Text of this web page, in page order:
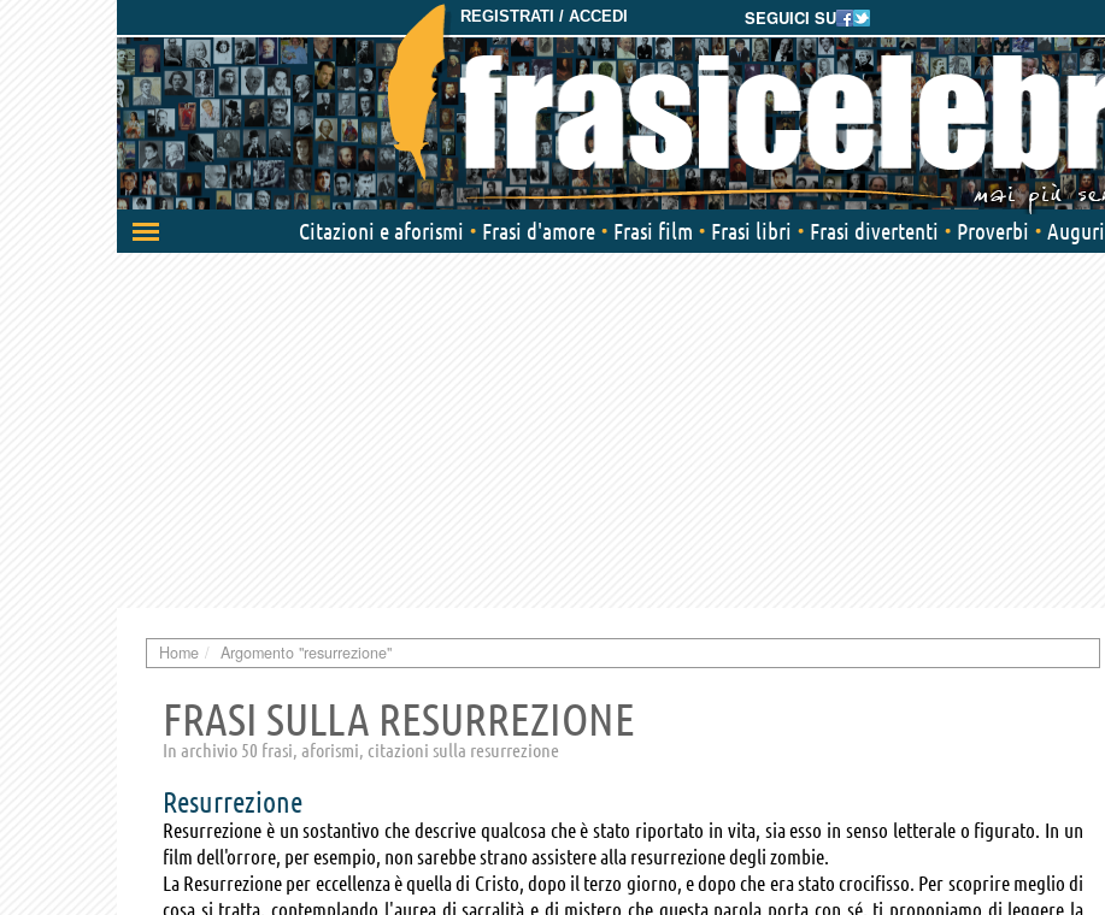
SEGUICI SU
REGISTRATI / ACCEDI
Attiva/disattiva
navigazione
Citazioni e aforismi Frasi d'amore Frasi film Frasi libri Frasi divertenti Proverbi Auguri
Home Argomento "resurrezione"
FRASI SULLA RESURREZIONE
In archivio 50 frasi, aforismi, citazioni sulla resurrezione
Resurrezione
Resurrezione è un sostantivo che descrive qualcosa che è stato riportato in vita, sia esso in senso letterale o figurato. In un
film dell'orrore, per esempio, non sarebbe strano assistere alla resurrezione degli zombie.
La Resurrezione per eccellenza è quella di Cristo, dopo il terzo giorno, e dopo che era stato crocifisso. Per scoprire meglio di
cosa si tratta, contemplando l'aurea di sacralità e di mistero che questa parola porta con sé, ti proponiamo di leggere la